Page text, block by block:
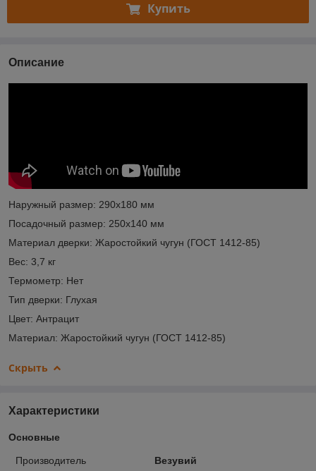
Купить
Описание
Наружный размер: 290х180 мм
Посадочный размер: 250х140 мм
Материал дверки: Жаростойкий чугун (ГОСТ 1412-85)
Вес: 3,7 кг
Термометр: Нет
Тип дверки: Глухая
Цвет: Антрацит
Материал: Жаростойкий чугун (ГОСТ 1412-85)
Скрыть
Характеристики
Основные
Производитель
Везувий